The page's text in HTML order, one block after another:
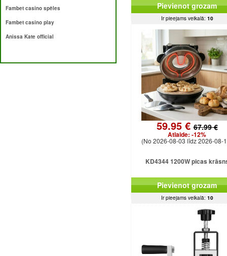
Fambet casino spēles
Fambet casino play
Anissa Kate official
Pievienot grozam
Ir pieejams veikalā: 10
59.95 €67.99 €
Atlaide: -12%
(No 2026-08-03 līdz 2026-08-
KD4344 1200W picas
Pievienot grozam
Ir pieejams veikalā: 10